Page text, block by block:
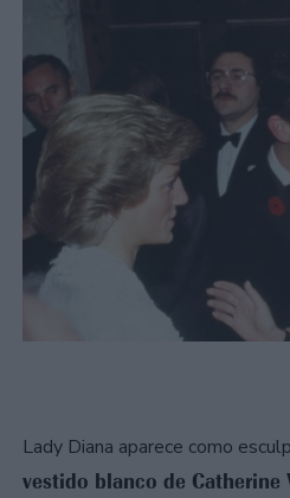
Lady Diana aparece como
vestido blanco de Catherine